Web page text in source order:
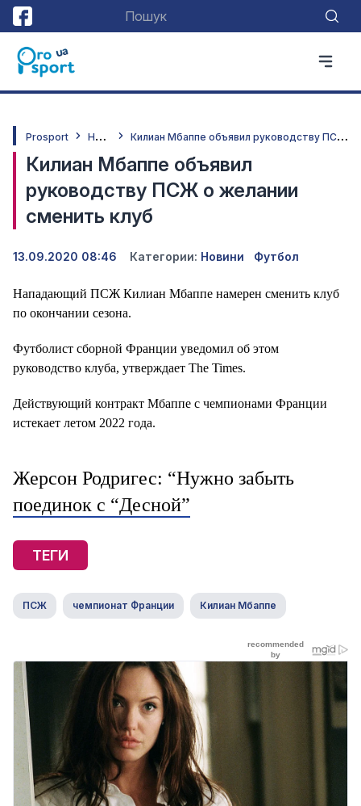
Prosport Н
овини К
илиан Мбаппе объявил руководству ПСЖ о желании сменить клуб
Килиан Мбаппе объявил
руководству ПСЖ о желании
сменить клуб
13.09.2020 08:46 Категории: Новини Футбол
Нападающий ПСЖ Килиан Мбаппе намерен сменить клуб
по окончании сезона.
Футболист сборной Франции уведомил об этом
руководство клуба, утверждает The Times.
Действующий контракт Мбаппе с чемпионами Франции
истекает летом 2022 года.
Жерсон Родригес: “Нужно забыть
поединок с “Десной”
ТЕГИ
ПСЖ чемпионат Франции Килиан Мбаппе